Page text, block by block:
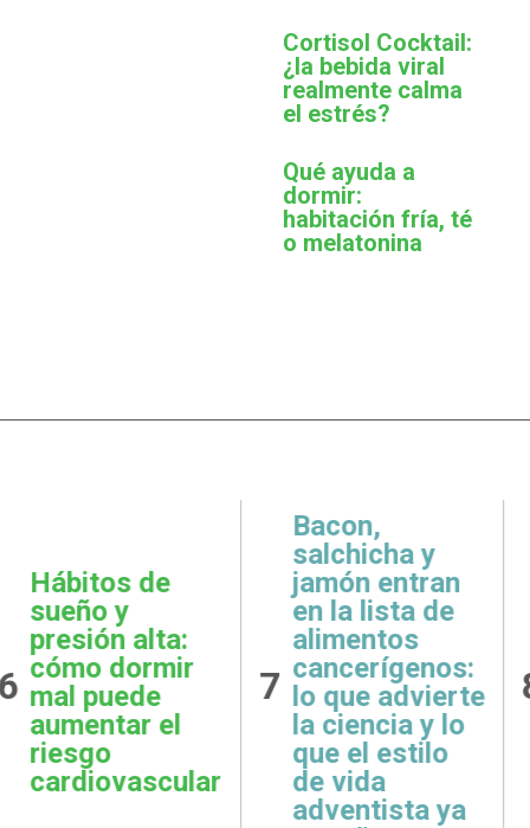
Cortisol Cocktail:
¿la bebida viral
realmente calma
el estrés?
Qué ayuda a
dormir:
habitación fría, té
o melatonina
entran
de
advierte
y lo
estilo
ya
8
realistas:
cómo definir
objetivos
posibles y
cuidar la salud
emocional
9
qué
la